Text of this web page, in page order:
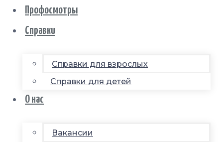
Профосмотры
Справки
Справки для взрослых
Справки для детей
О нас
Вакансии